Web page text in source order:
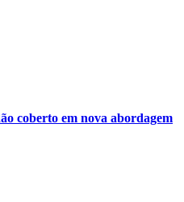
coberto em nova abordagem